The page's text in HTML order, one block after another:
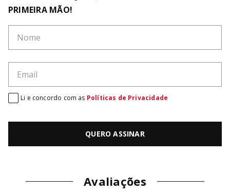
PRIMEIRA MÃO!
QUERO ASSINAR
Li e concordo com as Políticas de Privacidade
Avaliações